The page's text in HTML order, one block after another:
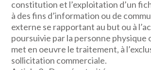
constitution et l’exploitation d’un
à des fins d’information ou de
externe se rapportant au but ou à
poursuivie par la personne physique
met en oeuvre le traitement, à
sollicitation commerciale.